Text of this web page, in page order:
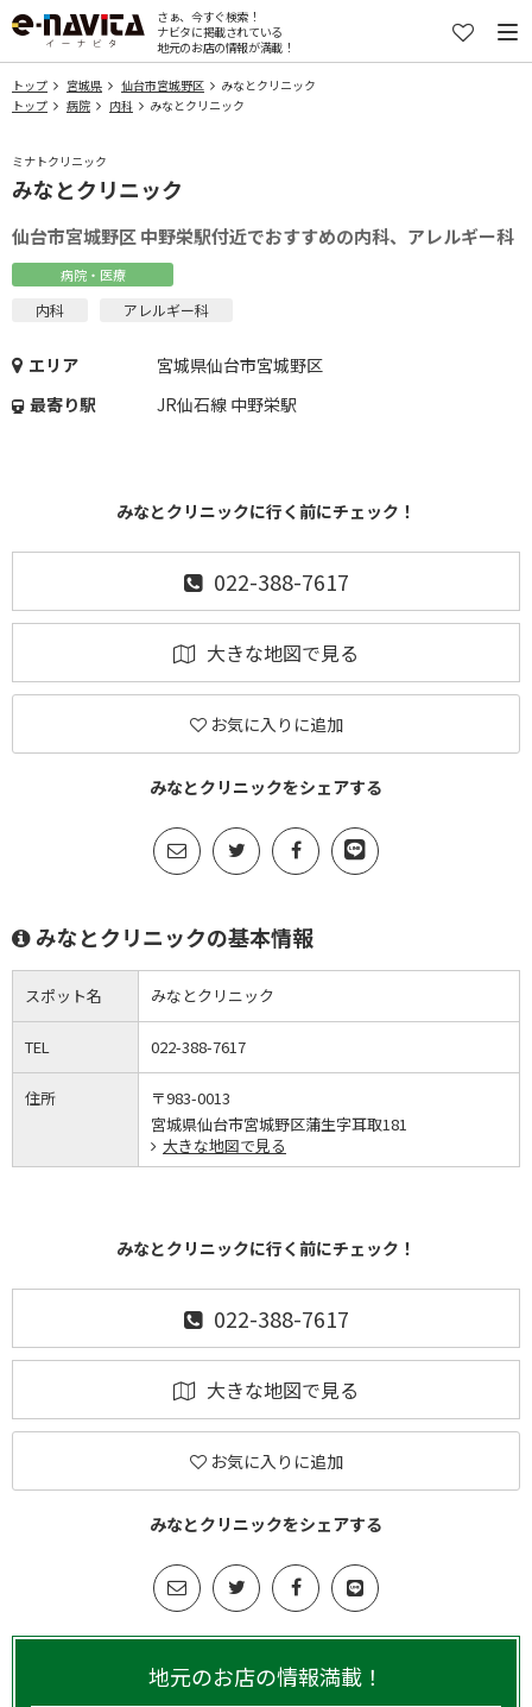
さぁ、今すぐ検索！
ナビタに掲載されている
地元のお店の情報が満載！
トップ 宮城県 仙台市宮城野区
みなとクリニック
トップ
病院 内科 みなとクリニック
ミナトクリニック
みなとクリニック
仙台市宮城野区 中野栄駅付近でおすすめの内科、アレルギー科
病院・医療
内科 アレルギー科
エリア
宮城県仙台市宮城野区
最寄り駅
JR仙石線 中野栄駅
みなとクリニックに行く前にチェック！
022-388-7617
大きな地図で見る
お気に入りに追加
みなとクリニックをシェアする
みなとクリニックの基本情報
スポット名 みなとクリニック
TEL 022-388-7617
住所
〒983-0013
宮城県仙台市宮城野区蒲生字耳取181
大きな地図で見る
みなとクリニックに行く前にチェック！
022-388-7617
大きな地図で見る
お気に入りに追加
みなとクリニックをシェアする
地元のお店の情報満載！